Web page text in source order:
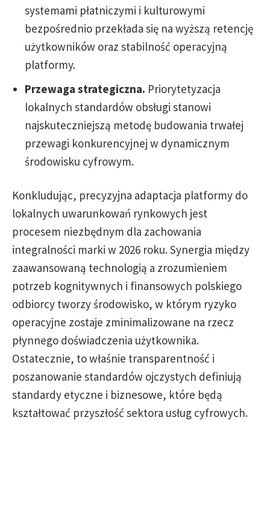
systemami płatniczymi i kulturowymi
bezpośrednio przekłada się na wyższą retencję
użytkowników oraz stabilność operacyjną
platformy.
Przewaga strategiczna. Priorytetyzacja
lokalnych standardów obsługi stanowi
najskuteczniejszą metodę budowania trwałej
przewagi konkurencyjnej w dynamicznym
środowisku cyfrowym.
Konkludując, precyzyjna adaptacja platformy do
lokalnych uwarunkowań rynkowych jest
procesem niezbędnym dla zachowania
integralności marki w 2026 roku. Synergia między
zaawansowaną technologią a zrozumieniem
potrzeb kognitywnych i finansowych polskiego
odbiorcy tworzy środowisko, w którym ryzyko
operacyjne zostaje zminimalizowane na rzecz
płynnego doświadczenia użytkownika.
Ostatecznie, to właśnie transparentność i
poszanowanie standardów ojczystych definiują
standardy etyczne i biznesowe, które będą
kształtować przyszłość sektora usług cyfrowych.